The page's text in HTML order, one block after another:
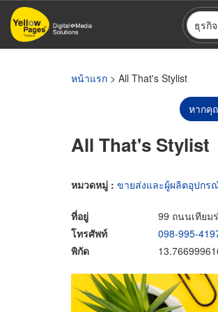
ข้าม
ไป
ธุรกิจ
หน้าแรก > All That's Stylist
หากคุ
All That's Stylist
หมวดหมู่ : ขายส่งและผู้ผลิตอุปกร
ที่อยู่
99 ถนนเทียม
โทรศัพท์
098-995-
พิกัด